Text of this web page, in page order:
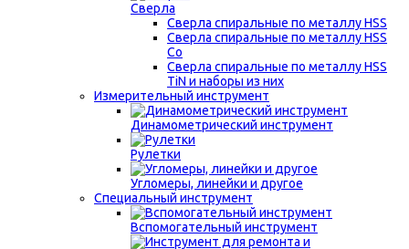
Сверла
Сверла спиральные по металлу HSS
Сверла спиральные по металлу HSS
Co
Сверла спиральные по металлу HSS
TiN и наборы из них
Измерительный инструмент
Динамометрический инструмент
Рулетки
Угломеры, линейки и другое
Специальный инструмент
Вспомогательный инструмент